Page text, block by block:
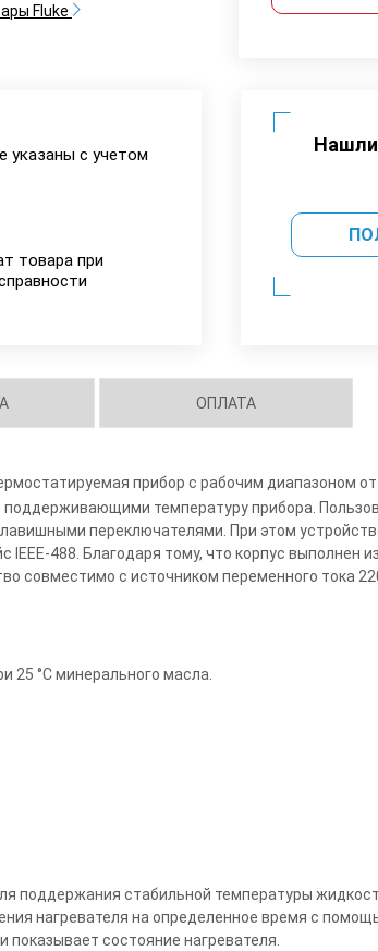
Fluke
указаны с учетом
товара при
ОПЛАТА
прибор с рабочим диапазоном от
температуру прибора.
переключателями. При этом
488. Благодаря тому, что корпус выполнен
совместимо с источником переменного тока
25 °C минерального масла.
поддержания стабильной температуры
нагревателя на определенное время с
состояние нагревателя.